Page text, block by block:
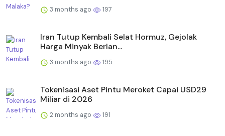
3 months ago 197
Iran Tutup Kembali Selat Hormuz, Gejolak
Harga Minyak Berlan...
3 months ago 195
Tokenisasi Aset Pintu Meroket Capai USD29
Miliar di 2026
2 months ago 191